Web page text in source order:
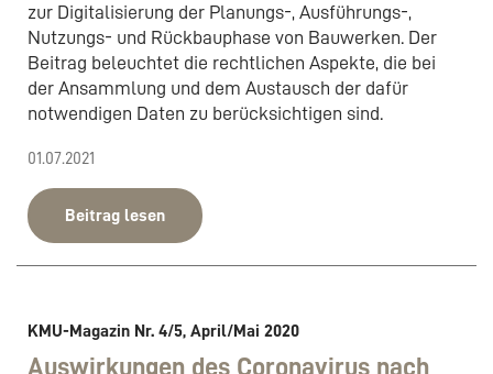
zur Digitalisierung der Planungs-, Ausführungs-,
Nutzungs- und Rückbauphase von Bauwerken. Der
Beitrag beleuchtet die rechtlichen Aspekte, die bei
der Ansammlung und dem Austausch der dafür
notwendigen Daten zu berücksichtigen sind.
01.07.2021
Beitrag lesen
KMU-Magazin Nr. 4/5, April/Mai 2020
Auswirkungen des Coronavirus nach